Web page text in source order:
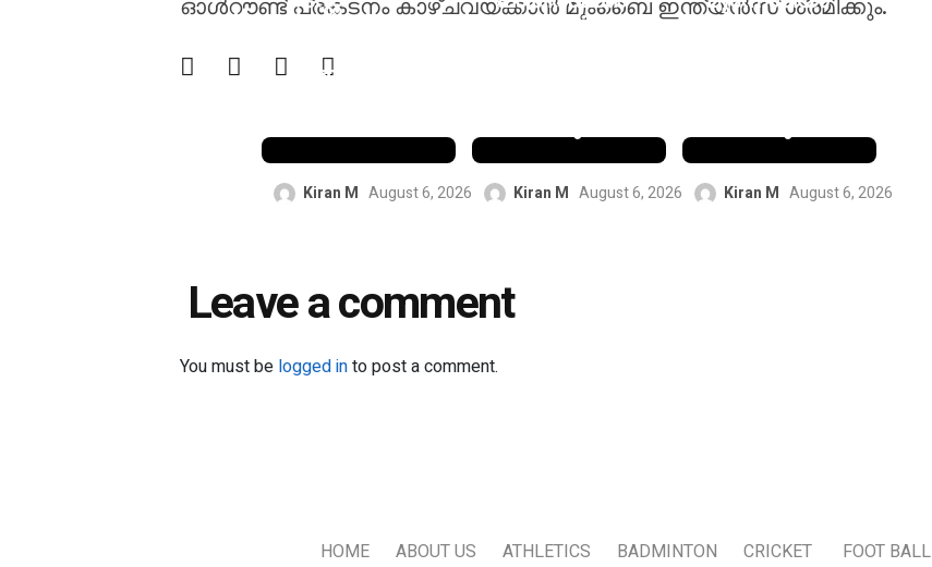
ഓൾറൗണ്ട് പ്രകടനം കാഴ്ചവയ്ക്കാൻ മുംബൈ ഇന്ത്യൻസ് ശ്രമിക്കും.
പരമ്പരയ്ക്ക്
യി ഇന്ത്യൻ
Kiran M August 6, 2026
സ്പിന്നർ
Kiran M August 6, 2026
യി വെസ്റ്റ്
Kiran M August 6, 2026
Leave a comment
You must be logged into post a comment.
HOME ABOUT US ATHLETICS BADMINTON CRICKET FOOT BALL